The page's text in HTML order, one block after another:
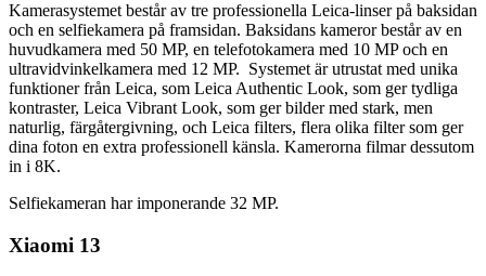
Kamerasystemet består av tre professionella Leica-linser på baksidan
och en selfiekamera på framsidan. Baksidans kameror består av en
huvudkamera med 50 MP, en telefotokamera med 10 MP och en
ultravidvinkelkamera med 12 MP. Systemet är utrustat med unika
funktioner från Leica, som Leica Authentic Look, som ger tydliga
kontraster, Leica Vibrant Look, som ger bilder med stark, men
naturlig, färgåtergivning, och Leica filters, flera olika filter som ger
dina foton en extra professionell känsla. Kamerorna filmar dessutom
in i 8K.
Selfiekameran har imponerande 32 MP.
Xiaomi 13